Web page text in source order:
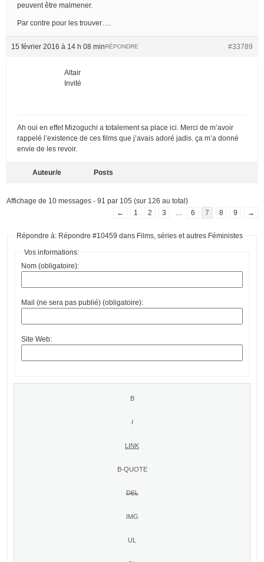
peuvent être malmener.
Par contre pour les trouver….
15 février 2016 à 14 h 08 min #33789
RÉPONDRE
Altair
Invité
Ah oui en effet Mizoguchi a totalement sa place ici. Merci de m’avoir
rappelé l’existence de ces films que j’avais adoré jadis. ça m’a donné
envie de les revoir.
Auteur/e Posts
Affichage de 10 messages - 91 par 105 (sur 126 au total)
←
1 2 3 6 7 8 9 →
Répondre à: Répondre #10459 dans Films, séries et autres Féministes
Vos informations:
Nom (obligatoire):
Mail (ne sera pas publié) (obligatoire):
Site Web: